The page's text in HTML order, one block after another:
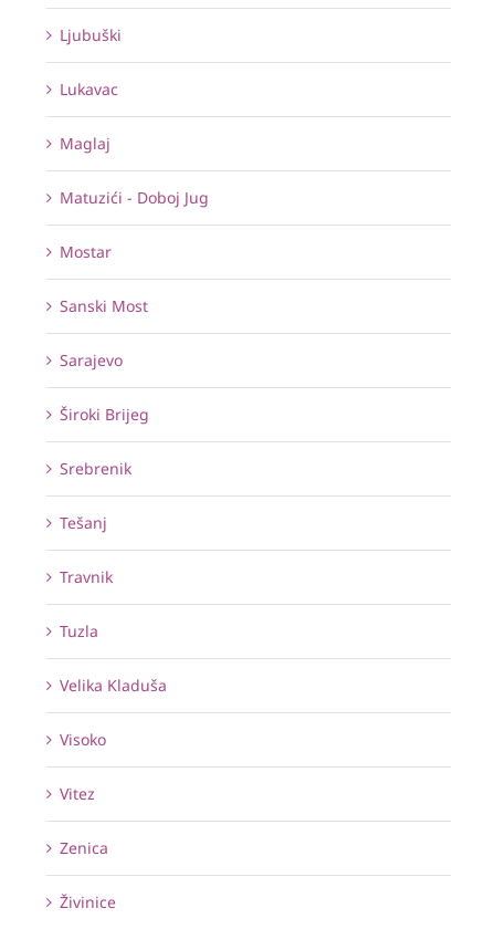
Ljubuški
Lukavac
Maglaj
Matuzići - Doboj Jug
Mostar
Sanski Most
Sarajevo
Široki Brijeg
Srebrenik
Tešanj
Travnik
Tuzla
Velika Kladuša
Visoko
Vitez
Zenica
Živinice